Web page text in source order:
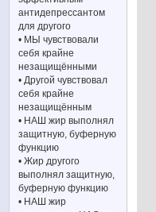
антидепрессантом
для другого
• МЫ чувствовали
себя крайне
незащищёнными
• Другой чувствовал
себя крайне
незащищённым
• НАШ жир выполнял
защитную, буферную
функцию
• Жир другого
выполнял защитную,
буферную функцию
• НАШ жир